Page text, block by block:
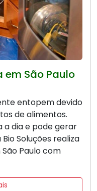
em São Paulo
entopem devido
de alimentos.
a dia e pode gerar
Soluções realiza
Paulo com